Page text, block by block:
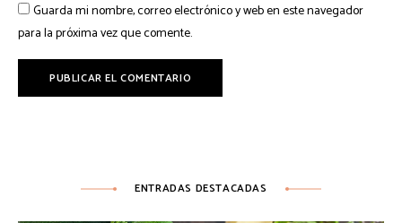
Guarda mi nombre, correo electrónico y web en este navegador
para la próxima vez que comente.
ENTRADAS DESTACADAS